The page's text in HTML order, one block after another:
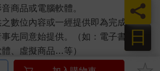
商品或電腦軟體。
數位內容或一經提供即為完成之線
事先同意始提供。（如：電子書、電
、虛擬商品…等）
用品。（如：內衣褲、刮鬍刀、除毛
日
員